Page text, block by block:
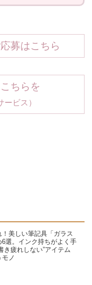
募はこちら
ちらを
ビス）
美しい筆記具「ガラス
選。インク持ちがよく手
き疲れしない”アイテム
モノ